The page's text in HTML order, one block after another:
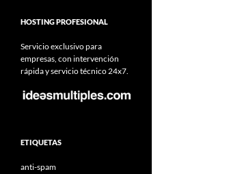
HOSTING PROFESIONAL
Servicio exclusivo para
empresas, con intervención
rápida y servicio técnico 24x7.
ETIQUETAS
anti-spam